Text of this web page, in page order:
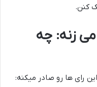
کنن.
زنه: چه
رای ها رو صادر میکنه: